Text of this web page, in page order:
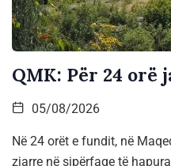
QMK: Për 24 orë
05/08/2026
Në 24 orët e fundit, në
zjarre në sipërfaqe të